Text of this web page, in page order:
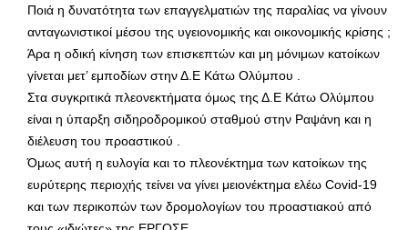
Ποιά η δυνατότητα των επαγγελματιών της παραλίας να γίνουν
ανταγωνιστικοί μέσου της υγειονομικής και οικονομικής κρίσης ;
Άρα η οδική κίνηση των επισκεπτών και μη μόνιμων κατοίκων
γίνεται μετ’ εμποδίων στην Δ.Ε Κάτω Ολύμπου .
Στα συγκριτικά πλεονεκτήματα όμως της Δ.Ε Κάτω Ολύμπου
είναι η ύπαρξη σιδηροδρομικού σταθμού στην Ραψάνη και η
διέλευση του προαστικού .
Όμως αυτή η ευλογία και το πλεονέκτημα των κατοίκων της
ευρύτερης περιοχής τείνει να γίνει μειονέκτημα ελέω Covid-19
και των περικοπών των δρομολογίων του προαστιακού από